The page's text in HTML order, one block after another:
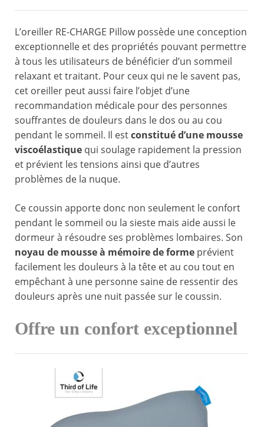
L’oreiller RE-CHARGE Pillow possède une conception
exceptionnelle et des propriétés pouvant permettre
à tous les utilisateurs de bénéficier d’un sommeil
relaxant et traitant. Pour ceux qui ne le savent pas,
cet oreiller peut aussi faire l’objet d’une
recommandation médicale pour des personnes
souffrantes de douleurs dans le dos ou au cou
pendant le sommeil. Il estconstitué d’une mousse
viscoélastique qui soulage rapidement la pression
et prévient les tensions ainsi que d’autres
problèmes de la nuque.
Ce coussin apporte donc non seulement le confort
pendant le sommeil ou la sieste mais aide aussi le
dormeur à résoudre ses problèmes lombaires. Son
noyau de mousse à mémoire de forme prévient
facilement les douleurs à la tête et au cou tout en
empêchant à une personne saine de ressentir des
douleurs après une nuit passée sur le coussin.
Offre un confort exceptionnel